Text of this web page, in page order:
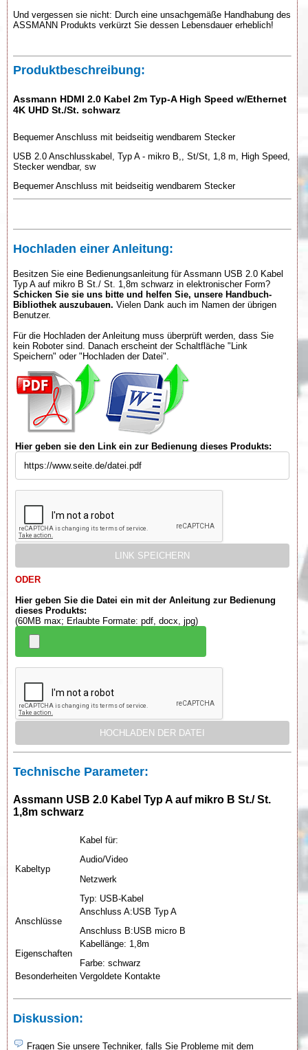
Und vergessen sie nicht: Durch eine unsachgemäße Handhabung des
ASSMANN Produkts verkürzt Sie dessen Lebensdauer erheblich!
Produktbeschreibung:
Assmann HDMI 2.0 Kabel 2m Typ-A High Speed w/Ethernet
4K UHD St./St. schwarz
Bequemer Anschluss mit beidseitig wendbarem Stecker
USB 2.0 Anschlusskabel, Typ A - mikro B,, St/St, 1,8 m, High Speed,
Stecker wendbar, sw
Bequemer Anschluss mit beidseitig wendbarem Stecker
Hochladen einer Anleitung:
Besitzen Sie eine Bedienungsanleitung für Assmann USB 2.0 Kabel
Typ A auf mikro B St./ St. 1,8m schwarz in elektronischer Form?
Schicken Sie sie uns bitte und helfen Sie, unsere Handbuch-
Bibliothek auszubauen. Vielen Dank auch im Namen der übrigen
Benutzer.
Für die Hochladen der Anleitung muss überprüft werden, dass Sie
kein Roboter sind. Danach erscheint der Schaltfläche "Link
Speichern" oder "Hochladen der Datei".
Hier geben sie den Link ein zur Bedienung dieses Produkts:
ODER
Hier geben Sie die Datei ein mit der Anleitung zur Bedienung
dieses Produkts:
(60MB max; Erlaubte Formate: pdf, docx, jpg)
Technische Parameter:
Assmann USB 2.0 Kabel Typ A auf mikro B St./ St.
1,8m schwarz
Kabeltyp
Kabel für:
Audio/Video
Netzwerk
Typ: USB-Kabel
Anschlüsse
Anschluss A:USB Typ A
Anschluss B:USB micro B
Eigenschaften
Kabellänge: 1,8m
Farbe: schwarz
Besonderheiten Vergoldete Kontakte
Diskussion:
Fragen Sie unsere Techniker, falls Sie Probleme mit dem